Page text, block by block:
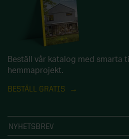
Beställ vår katalog med smarta
hemmaprojekt.
BESTÄLL GRATIS
NYHETSBREV